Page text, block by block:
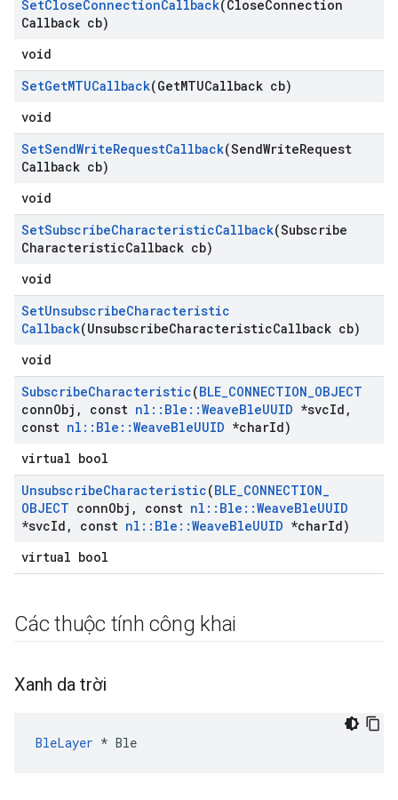
SetCloseConnectionCallback(CloseConnection
Callback cb)
void
SetGetMTUCallback(GetMTUCallback cb)
void
SetSendWriteRequestCallback(SendWriteRequest
Callback cb)
void
SetSubscribeCharacteristicCallback(Subscribe
CharacteristicCallback cb)
void
SetUnsubscribeCharacteristic
Callback(UnsubscribeCharacteristicCallback cb)
void
SubscribeCharacteristic(BLE_CONNECTION_OBJECT
connObj , const nl :: Ble ::WeaveBleUUID *svcId ,
const nl :: Ble ::WeaveBleUUID *charId)
virtual bool
UnsubscribeCharacteristic(BLE_CONNECTION_
OBJECT connObj , const nl :: Ble ::WeaveBleUUID
*svcId , const nl :: Ble ::WeaveBleUUID *charId)
virtual bool
Các thuộc tính công khai
Xanh da trời
BleLayer * Ble